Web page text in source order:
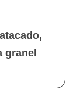
granel